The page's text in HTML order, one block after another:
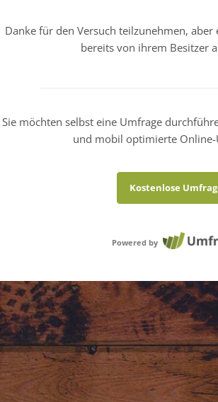
Danke für den Versuch teilzunehmen, aber
bereits von ihrem Besitzer
Sie möchten selbst eine Umfrage
und mobil optimierte
Kostenlose
Powered by